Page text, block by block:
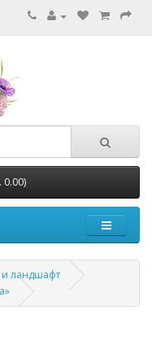
0.00)
и ландшафт